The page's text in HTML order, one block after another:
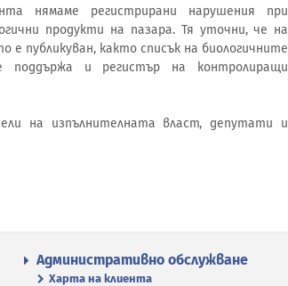
нямаме регистрирани нарушения при
продукти на пазара. Тя уточни, че на
публикуван, както списък на биологичните
поддържа и регистър на контролиращи
на изпълнителната власт, депутати и
Административно обслужване
Харта на клиента